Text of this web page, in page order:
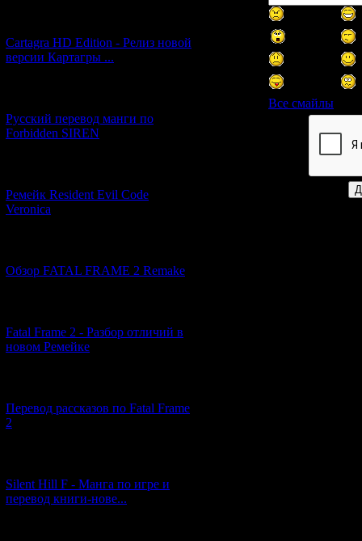
Cartagra HD Edition - Релиз новой
версии Картагры ...
Русский перевод манги по
Forbidden SIREN
Ремейк Resident Evil Code
Veronica
Обзор FATAL FRAME 2 Remake
Fatal Frame 2 - Разбор отличий в
новом Ремейке
Перевод рассказов по Fatal Frame
2
Silent Hill F - Манга по игре и
перевод книги-нове...
Все смайлы